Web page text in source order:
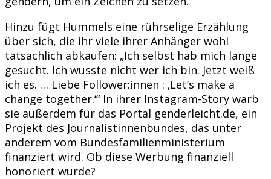
Hinzu fügt Hummels eine rührselige Erzählung
über sich, die ihr viele ihrer Anhänger wohl
tatsächlich abkaufen: „Ich selbst hab mich lange
gesucht. Ich wusste nicht wer ich bin. Jetzt weiß
ich es. … Liebe Follower:innen : ‚Let’s make a
change together.‘“ In ihrer Instagram-Story warb
sie außerdem für das Portal genderleicht.de, ein
Projekt des Journalistinnenbundes, das unter
anderem vom Bundesfamilienministerium
finanziert wird. Ob diese Werbung finanziell
honoriert wurde?